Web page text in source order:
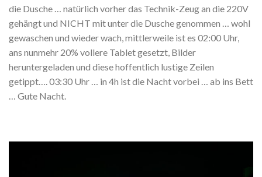
die Dusche … natürlich vorher das Technik-Zeug an die 220V
gehängt und NICHT mit unter die Dusche genommen … wohl
gewaschen und wieder wach, mittlerweile ist es 02:00 Uhr,
ans nunmehr 20% vollere Tablet gesetzt, Bilder
heruntergeladen und diese hoffentlich lustige Zeilen
getippt…. 03:30 Uhr … in 4h ist die Nacht vorbei … ab ins Bett
… Gute Nacht.